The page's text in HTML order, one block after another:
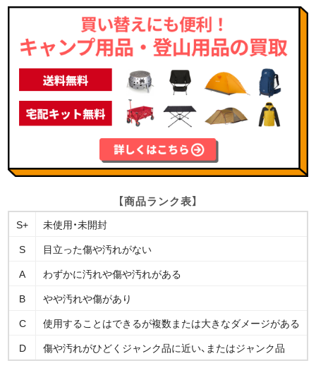
【商品ランク表】
S+
未使用・未開封
S
目立った傷や汚れがない
A
わずかに汚れや傷や汚れがある
B
やや汚れや傷があり
C
使用することはできるが複数または大きなダメージがある
D
傷や汚れがひどくジャンク品に近い、またはジャンク品